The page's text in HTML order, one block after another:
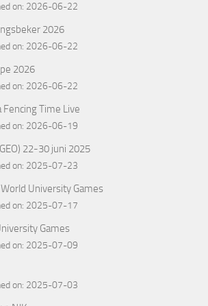
on: 2026-06-22
2026
on: 2026-06-22
2026
on: 2026-06-22
Fencing Time Live
on: 2026-06-19
22-30 juni 2025
on: 2025-07-23
University Games
on: 2025-07-17
Games
on: 2025-07-09
on: 2025-07-03